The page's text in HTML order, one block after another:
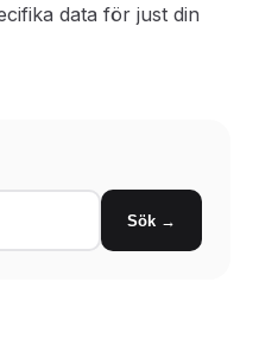
data för just din
Sök →